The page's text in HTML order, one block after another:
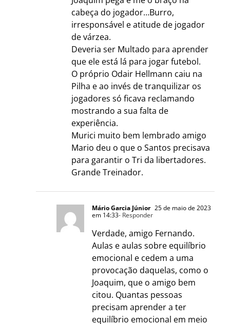
cabeça do jogador…Burro,
irresponsável e atitude de jogador
de várzea.
Deveria ser Multado para aprender
que ele está lá para jogar futebol.
O próprio Odair Hellmann caiu na
Pilha e ao invés de tranquilizar os
jogadores só ficava reclamando
mostrando a sua falta de
experiência.
Murici muito bem lembrado amigo
Mario deu o que o Santos precisava
para garantir o Tri da libertadores.
Grande Treinador.
Mário Garcia Júnior 25 de maio de 2023
em 14:33- Responder
Verdade, amigo Fernando.
Aulas e aulas sobre equilíbrio
emocional e cedem a uma
provocação daquelas, como o
Joaquim, que o amigo bem
citou. Quantas pessoas
precisam aprender a ter
equilíbrio emocional em meio